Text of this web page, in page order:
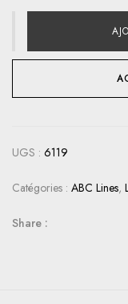
UGS : 6119
Catégories : ABC Lines,
Share :